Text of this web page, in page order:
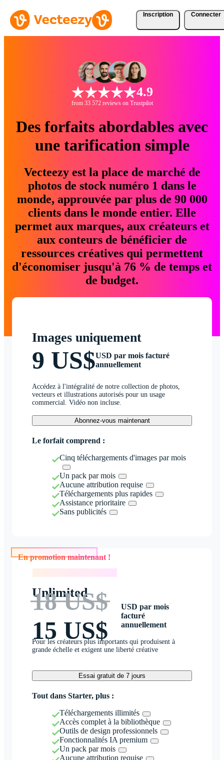
Inscription Connecter
4.9
from 33 572 reviews on Trustpilot
Des forfaits abordables avec
une tarification simple
Vecteezy est la place de marché de
photos de stock numéro 1 dans le
monde, approuvée par plus de 90 000
clients dans le monde entier. Elle
permet aux marques, aux créateurs et
aux conteurs de bénéficier de
ressources créatives qui permettent
d'économiser jusqu'à 76 % de temps et
de budget.
Images uniquement
9 US$USD par mois facturé
annuellement
Accédez à l'intégralité de notre collection de photos,
vecteurs et illustrations autorisés pour un usage
commercial. Vidéo non incluse.
Abonnez-vous maintenant
Le forfait comprend :
Cinq téléchargements d'images par mois
Un pack par mois
Aucune attribution requise
Téléchargements plus rapides
Assistance prioritaire
Sans publicités
En promotion maintenant !
Unlimited
18 US$
15 US$
USD par mois
facturé
annuellement
Pour les créateurs plus importants qui produisent à
grande échelle et exigent une liberté créative
Essai gratuit de 7 jours
Tout dans Starter, plus :
Téléchargements illimités
Accès complet à la bibliothèque
Outils de design professionnels
Fonctionnalités IA premium
Un pack par mois
Aucune attribution requise